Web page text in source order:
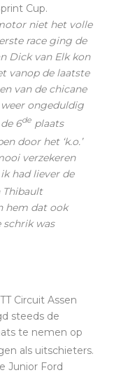
Cup.
niet het volle
race ging de
Dick van Elk kon
vanop de laatste
van de chicane
ongeduldig
6de plaats
door het ‘k.o.’
verzekeren
had liever de
Thibault
hem dat ook
was
Circuit Assen
steeds de
te nemen op
als uitschieters.
Junior Ford